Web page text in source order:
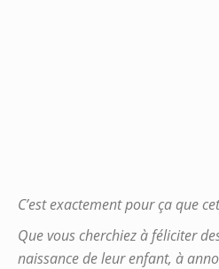
C’est exactement pour ça que
Que vous cherchiez à féliciter
naissance de leur enfant, à